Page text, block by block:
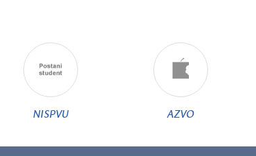
NISPVU AZVO